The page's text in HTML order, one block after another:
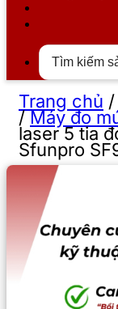
Trang chủ /
/Máy đo
laser 5 tia
Sfunpro